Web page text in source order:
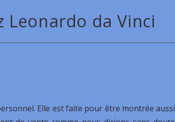
Leonardo da Vinci
Elle est faite pour être montrée aussi